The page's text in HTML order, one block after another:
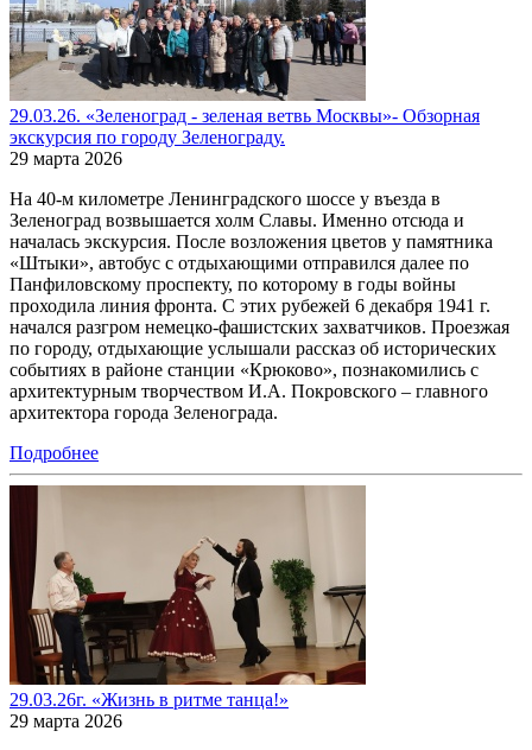
29.03.26. «Зеленоград - зеленая ветвь Москвы»- Обзорная
экскурсия по городу Зеленограду.
29 марта 2026
На 40-м километре Ленинградского шоссе у въезда в
Зеленоград возвышается холм Славы. Именно отсюда и
началась экскурсия. После возложения цветов у памятника
«Штыки», автобус с отдыхающими отправился далее по
Панфиловскому проспекту, по которому в годы войны
проходила линия фронта. С этих рубежей 6 декабря 1941 г.
начался разгром немецко-фашистских захватчиков. Проезжая
по городу, отдыхающие услышали рассказ об исторических
событиях в районе станции «Крюково», познакомились с
архитектурным творчеством И.А. Покровского – главного
архитектора города Зеленограда.
Подробнее
29.03.26г. «Жизнь в ритме танца!»
29 марта 2026